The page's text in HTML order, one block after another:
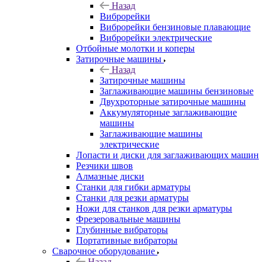
Назад
Виброрейки
Виброрейки бензиновые плавающие
Виброрейки электрические
Отбойные молотки и коперы
Затирочные машины
Назад
Затирочные машины
Заглаживающие машины бензиновые
Двухроторные затирочные машины
Аккумуляторные заглаживающие
машины
Заглаживающие машины
электрические
Лопасти и диски для заглаживающих машин
Резчики швов
Алмазные диски
Станки для гибки арматуры
Станки для резки арматуры
Ножи для станков для резки арматуры
Фрезеровальные машины
Глубинные вибраторы
Портативные вибраторы
Сварочное оборудование